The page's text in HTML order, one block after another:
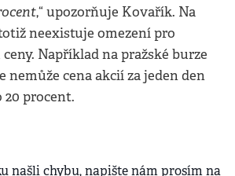
,“ upozorňuje Kovařík. Na
neexistuje omezení pro
Například na pražské burze
nemůže cena akcií za jeden den
procent.
našli chybu, napište nám prosím na